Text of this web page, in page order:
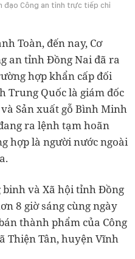
đạo Công an tỉnh trực tiếp chỉ
Toàn, đến nay, Cơ
an tỉnh Đồng Nai đã ra
hợp khẩn cấp đối
Trung Quốc là giám đốc
Sản xuất gỗ Bình Minh
ra lệnh tạm hoãn
hợp là người nước ngoài
binh và Xã hội tỉnh Đồng
8 giờ sáng cùng ngày
thành phẩm của Công
Thiện Tân, huyện Vĩnh